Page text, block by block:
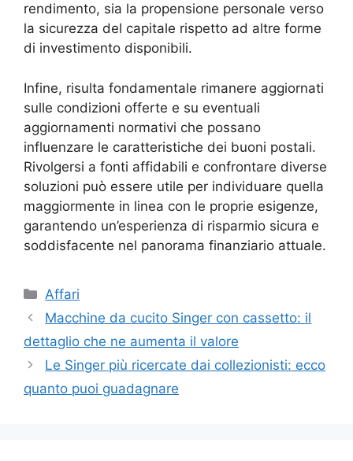
rendimento, sia la propensione personale verso
la sicurezza del capitale rispetto ad altre forme
di investimento disponibili.
Infine, risulta fondamentale rimanere aggiornati
sulle condizioni offerte e su eventuali
aggiornamenti normativi che possano
influenzare le caratteristiche dei buoni postali.
Rivolgersi a fonti affidabili e confrontare diverse
soluzioni può essere utile per individuare quella
maggiormente in linea con le proprie esigenze,
garantendo un’esperienza di risparmio sicura e
soddisfacente nel panorama finanziario attuale.
Categorie
Affari
Macchine da cucito Singer con cassetto: il
dettaglio che ne aumenta il valore
Le Singer più ricercate dai collezionisti: ecco
quanto puoi guadagnare